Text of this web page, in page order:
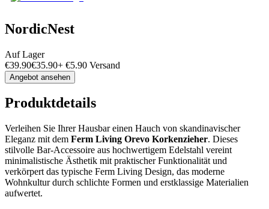
NordicNest
Auf Lager
€39.90€35.90+ €5.90 Versand
Angebot ansehen
Produktdetails
Verleihen Sie Ihrer Hausbar einen Hauch von skandinavischer
Eleganz mit dem Ferm Living Orevo Korkenzieher. Dieses
stilvolle Bar-Accessoire aus hochwertigem Edelstahl vereint
minimalistische Ästhetik mit praktischer Funktionalität und
verkörpert das typische Ferm Living Design, das moderne
Wohnkultur durch schlichte Formen und erstklassige Materialien
aufwertet.